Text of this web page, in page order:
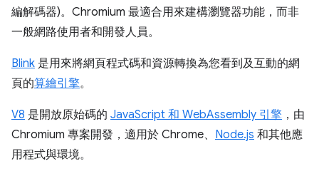
編解碼器)。Chromium 最適合用來建構瀏覽器功能，而非
一般網路使用者和開發人員。
Blink 是用來將網頁程式碼和資源轉換為您看到及互動的網
頁的算繪引擎。
V8 是開放原始碼的 JavaScript 和 WebAssembly 引擎 ，由
Chromium 專案開發，適用於 Chrome、 Node.js 和其他應
用程式與環境。